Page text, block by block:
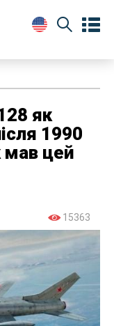
як
1990
мав цей
15363